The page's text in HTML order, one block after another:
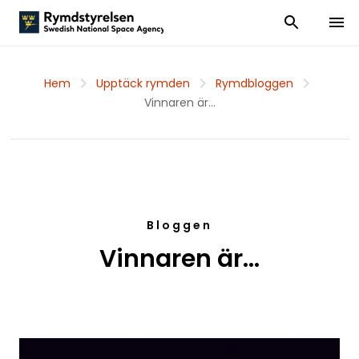
Visa och dölj
Visa
Hem Upptäck rymden
Rymdbloggen
Vinnaren är…
Bloggen
Vinnaren är…